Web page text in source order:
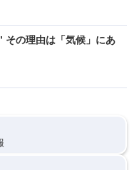
その理由は「気候」にあ